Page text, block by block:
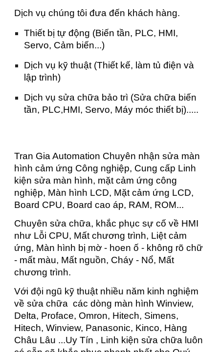
Dịch vụ chúng tôi đưa đến khách hàng.
Thiết bị tự động (Biến tần, PLC, HMI,
Servo, Cảm biến...)
Dịch vụ kỹ thuật (Thiết kế, làm tủ điện và
lập trình)
Dịch vụ sửa chữa bảo trì (Sửa chữa biến
tần, PLC,HMI, Servo, Máy móc thiết bị).....
Tran Gia Automation Chuyên nhận sửa màn
hình cảm ứng Công nghiệp, Cung cấp Linh
kiện sửa màn hình, mặt cảm ứng công
nghiệp, Màn hình LCD, Mặt cảm ứng LCD,
Board CPU, Board cao áp, RAM, ROM...
Chuyên sửa chữa, khắc phục sự cố về HMI
như Lỗi CPU, Mất chương trình, Liệt cảm
ứng, Màn hình bị mờ - hoen ố - không rõ chữ
- mất màu, Mất nguồn, Cháy - Nổ, Mất
chương trình.
Với đội ngũ kỹ thuật nhiều năm kinh nghiệm
về sửa chữa các dòng màn hình Winview,
Delta, Proface, Omron, Hitech, Simens,
Hitech, Winview, Panasonic, Kinco, Hàng
Châu Lâu ...Uy Tín , Linh kiện sửa chữa luôn